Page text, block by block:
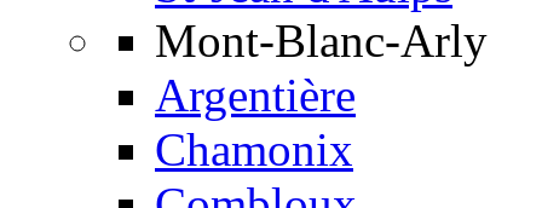
Mont-Blanc-Arly
Argentière
Chamonix